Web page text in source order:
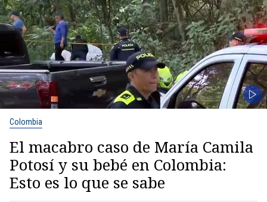
Colombia
El macabro caso de María Camila
Potosí y su bebé en Colombia:
Esto es lo que se sabe